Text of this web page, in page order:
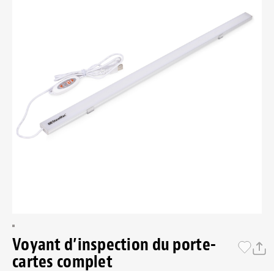
Voyant d’inspection du porte-
cartes complet